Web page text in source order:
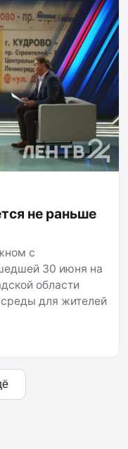
не раньше
с
30 июня на
области
для жителей